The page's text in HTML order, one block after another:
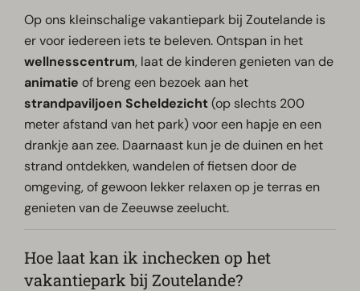
Op ons kleinschalige vakantiepark bij Zoutelande is
er voor iedereen iets te beleven. Ontspan in het
wellnesscentrum, laat de kinderen genieten van de
animatie of breng een bezoek aan het
strandpaviljoen Scheldezicht(op slechts 200
meter afstand van het park) voor een hapje en een
drankje aan zee. Daarnaast kun je de duinen en het
strand ontdekken, wandelen of fietsen door de
omgeving, of gewoon lekker relaxen op je terras en
genieten van de Zeeuwse zeelucht.
Hoe laat kan ik inchecken op het
vakantiepark bij Zoutelande?